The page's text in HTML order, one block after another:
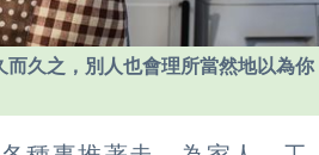
久之，別人也會理所當然地以為你